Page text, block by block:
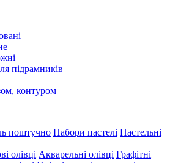
підрамників
контуром
поштучно Набори пастелі Пастельні
олівці Акварельні олівці Графітні